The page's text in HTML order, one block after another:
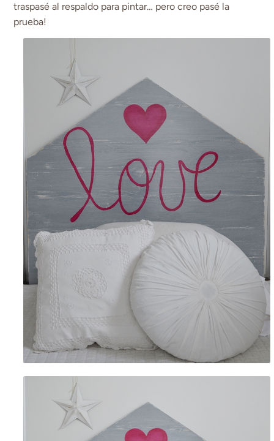
traspasé al respaldo para pintar… pero creo pasé la
prueba!